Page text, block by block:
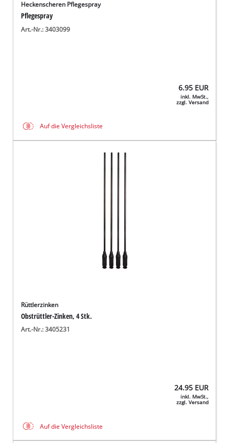
Heckenscheren Pflegespray
Pflegespray
Art.-Nr.: 3403099
6.95 EUR
inkl. MwSt.,
zzgl. Versand
Auf die Vergleichsliste
Rüttlerzinken
Obstrüttler-Zinken, 4 Stk.
Art.-Nr.: 3405231
24.95 EUR
inkl. MwSt.,
zzgl. Versand
Auf die Vergleichsliste